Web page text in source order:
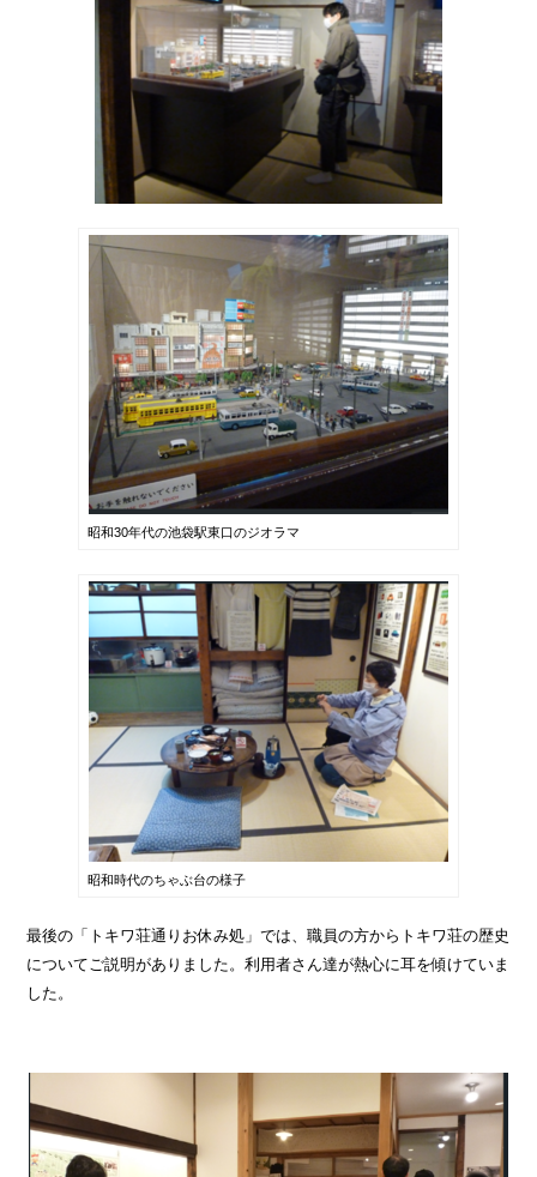
昭和30年代の池袋駅東口のジオラマ
昭和時代のちゃぶ台の様子
最後の「トキワ荘通りお休み処」では、職員の方からトキワ荘の歴史
についてご説明がありました。利用者さん達が熱心に耳を傾けていま
した。